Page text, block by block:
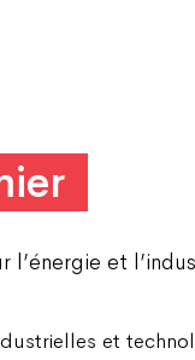
l’énergie et
et